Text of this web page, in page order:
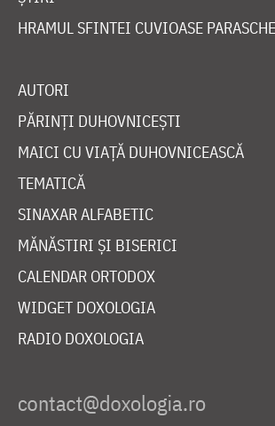
HRAMUL SFINTEI CUVIOASE
AUTORI
PĂRINȚI DUHOVNICEȘTI
MAICI CU VIAȚĂ DUHOVNICEASCĂ
TEMATICĂ
SINAXAR ALFABETIC
MĂNĂSTIRI ȘI BISERICI
CALENDAR ORTODOX
WIDGET DOXOLOGIA
RADIO DOXOLOGIA